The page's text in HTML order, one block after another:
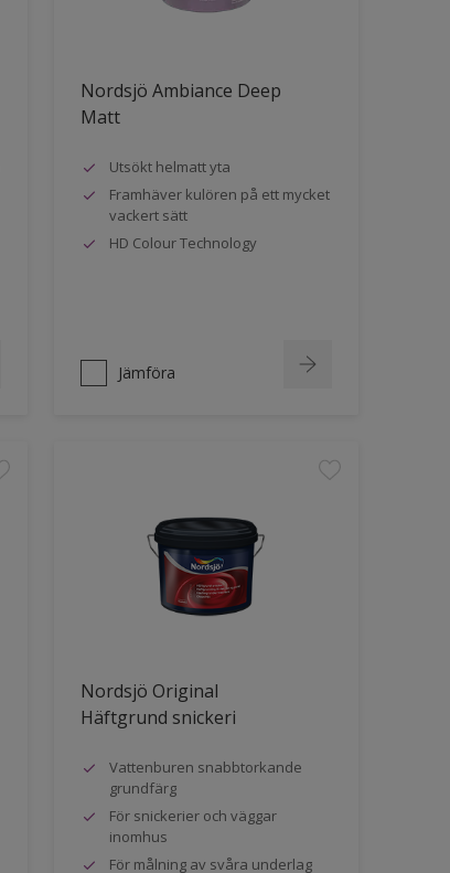
Nordsjö Ambiance Deep
Matt
Utsökt helmatt yta
Framhäver kulören på ett mycket
vackert sätt
HD Colour Technology
Jämföra
Nordsjö Original
Häftgrund snickeri
Vattenburen snabbtorkande
grundfärg
För snickerier och väggar
inomhus
För målning av svåra underlag